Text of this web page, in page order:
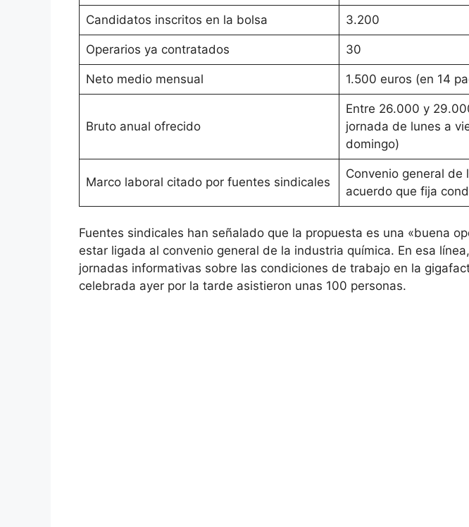
Candidatos inscritos en la bolsa 3.200
Operarios ya contratados 30
Neto medio mensual 1.500 euros (en 14
Bruto anual ofrecido
Entre 26.000 y
jornada de lunes a
domingo)
Marco laboral citado por fuentes sindicales
Convenio general de
acuerdo que fija
Fuentes sindicales han señalado que la propuesta es una «buena
estar ligada al convenio general de la industria química. En esa
jornadas informativas sobre las condiciones de trabajo en la
celebrada ayer por la tarde asistieron unas 100 personas.